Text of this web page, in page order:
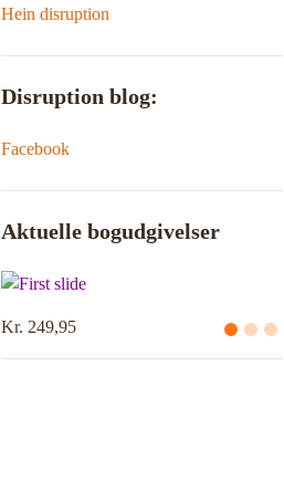
Hein disruption
Disruption blog:
Facebook
Aktuelle bogudgivelser
Kr. 249,95